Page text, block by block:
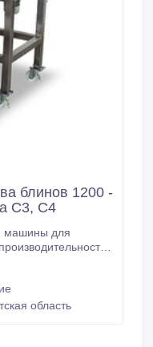
блинов 1200 -
C3, C4
машины для
изготовления
блины с
область